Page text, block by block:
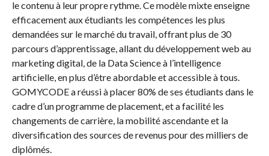
le contenu à leur propre rythme. Ce modèle mixte enseigne
efficacement aux étudiants les compétences les plus
demandées sur le marché du travail, offrant plus de 30
parcours d’apprentissage, allant du développement web au
marketing digital, de la Data Science à l’intelligence
artificielle, en plus d’être abordable et accessible à tous.
GOMYCODE a réussi à placer 80% de ses étudiants dans le
cadre d’un programme de placement, et a facilité les
changements de carrière, la mobilité ascendante et la
diversification des sources de revenus pour des milliers de
diplômés.